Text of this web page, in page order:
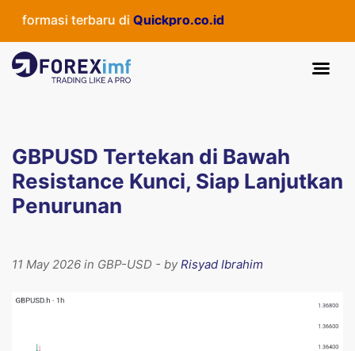
terbaru diQuickpro.co.id
GBPUSD Tertekan di Bawah
Resistance Kunci, Siap Lanjutkan
Penurunan
11 May 2026 in GBP-USD - byRisyad Ibrahim